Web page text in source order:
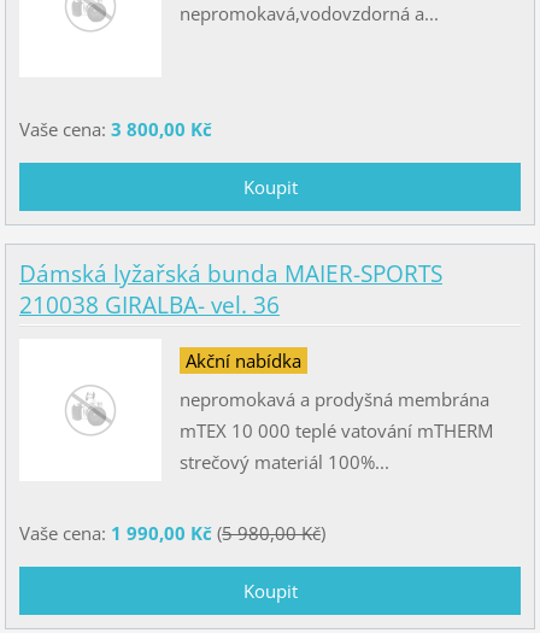
nepromokavá,vodovzdorná a...
Vaše cena: 3 800,00 Kč
Dámská lyžařská bunda MAIER-SPORTS
210038 GIRALBA- vel. 36
Akční nabídka
nepromokavá a prodyšná membrána
mTEX 10 000 teplé vatování mTHERM
strečový materiál 100%...
Vaše cena: 1 990,00 Kč(5 980,00 Kč)